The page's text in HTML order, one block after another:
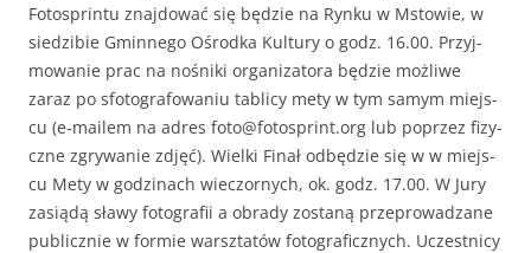
Foto­sprintu zna­j­dować się będzie na Rynku w Mstowie, w
siedz­i­bie Gmin­nego Ośrod­ka Kul­tu­ry o godz. 16.00. Przyj­
mowanie prac na nośni­ki orga­ni­za­to­ra będzie możli­we
zaraz po sfo­tografowa­niu tabl­i­cy mety w tym samym miejs­
cu (e‑mailem na adres foto@fotosprint.org lub poprzez fizy­
czne zgry­wanie zdjęć). Wiel­ki Finał odbędzie się w w miejs­
cu Mety w godz­i­nach wiec­zornych, ok. godz. 17.00. W Jury
zasiądą sławy fotografii a obrady zostaną przeprowadzane
pub­licznie w formie warsz­tatów fotograficznych. Uczest­ni­cy